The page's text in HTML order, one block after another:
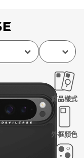
商品樣式
外框顏色